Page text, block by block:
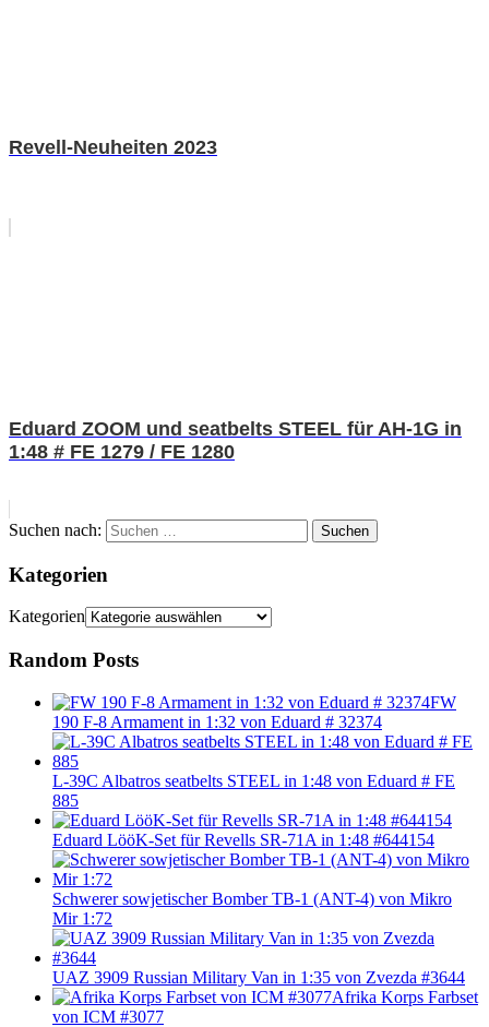
Revell-Neuheiten 2023
Eduard ZOOM und seatbelts STEEL für AH-1G in
1:48 # FE 1279 / FE 1280
Suchen nach: Suchen
Kategorien
Kategorien
Random Posts
FW
190 F-8 Armament in 1:32 von Eduard # 32374
L-39C Albatros seatbelts STEEL in 1:48 von Eduard # FE
885
Eduard LööK-Set für Revells SR-71A in 1:48 #644154
Schwerer sowjetischer Bomber TB-1 (ANT-4) von Mikro
Mir 1:72
UAZ 3909 Russian Military Van in 1:35 von Zvezda #3644
Afrika Korps Farbset
von ICM #3077